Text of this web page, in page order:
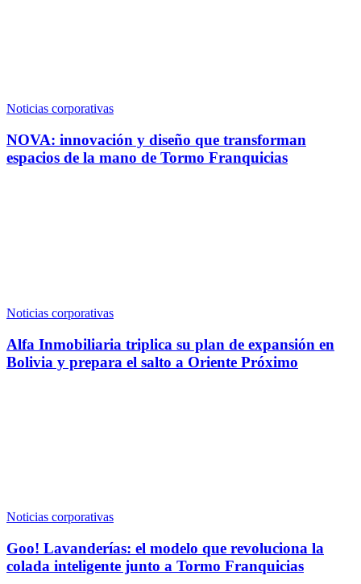
Noticias corporativas
NOVA: innovación y diseño que transforman
espacios de la mano de Tormo Franquicias
Noticias corporativas
Alfa Inmobiliaria triplica su plan de expansión en
Bolivia y prepara el salto a Oriente Próximo
Noticias corporativas
Goo! Lavanderías: el modelo que revoluciona la
colada inteligente junto a Tormo Franquicias